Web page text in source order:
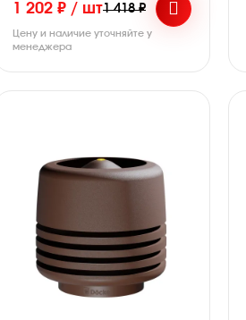
1 202 ₽ / шт1 418 ₽
Цену и наличие уточняйте у
менеджера